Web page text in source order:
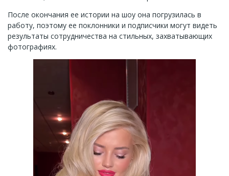
После окончания ее истории на шоу она погрузилась в
работу, поэтому ее поклонники и подписчики могут видеть
результаты сотрудничества на стильных, захватывающих
фотографиях.